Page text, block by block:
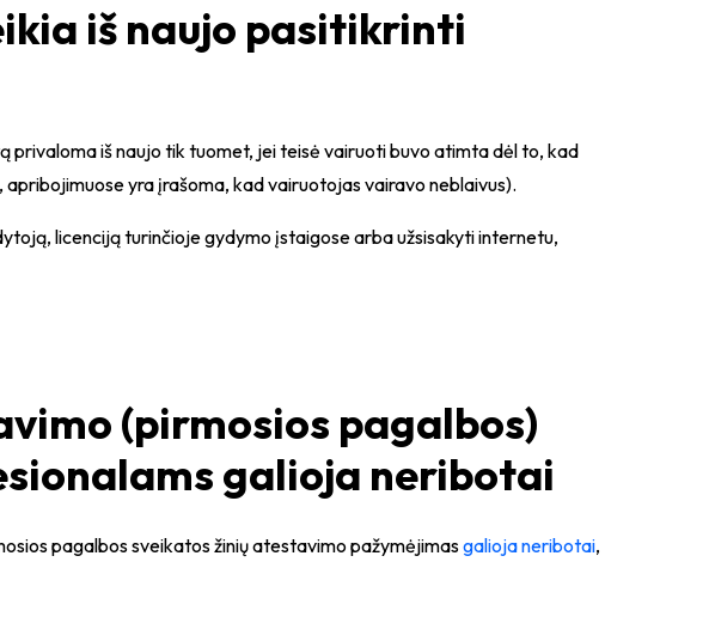
iš naujo pasitikrinti
iš naujo tik tuomet, jei teisė vairuoti buvo atimta dėl to, kad
yra įrašoma, kad vairuotojas vairavo neblaivus).
licenciją turinčioje gydymo įstaigose arba užsisakyti internetu,
(pirmosios pagalbos)
galioja neribotai
pagalbos sveikatos žinių atestavimo pažymėjimasgalioja neribotai,